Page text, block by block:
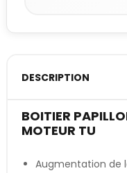
DESCRIPTION
BOITIER
MOTEUR TU
Augmentation de